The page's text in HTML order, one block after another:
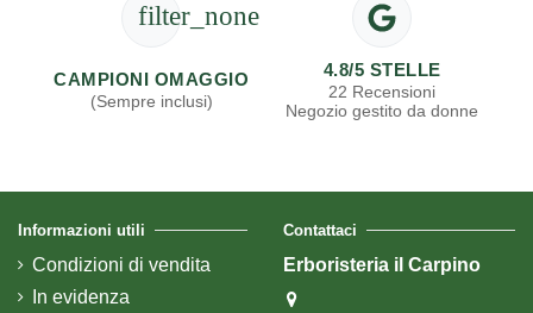
filter_none
CAMPIONI OMAGGIO
(Sempre inclusi)
4.8/5 STELLE
22 Recensioni
Negozio gestito da donne
Informazioni utili
Condizioni di vendita
In evidenza
Contattaci
Erboristeria il Carpino